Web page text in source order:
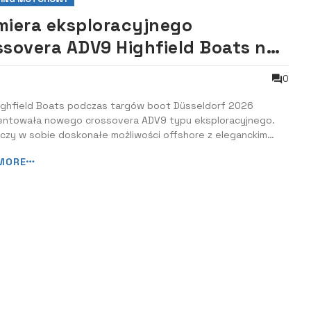
eksploracyjnego
ADV9 Highfield Boats na
0
Boats podczas targów boot Düsseldorf 2026
nowego crossovera ADV9 typu eksploracyjnego.
w sobie doskonałe możliwości offshore z eleganckim
prawdziwej przygodzie, wszechstronności i nowoczesnym